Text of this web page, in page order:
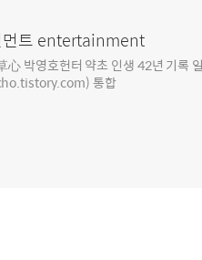
먼트 entertainment
心 박영호헌터 약초 인생 42년 기
통합